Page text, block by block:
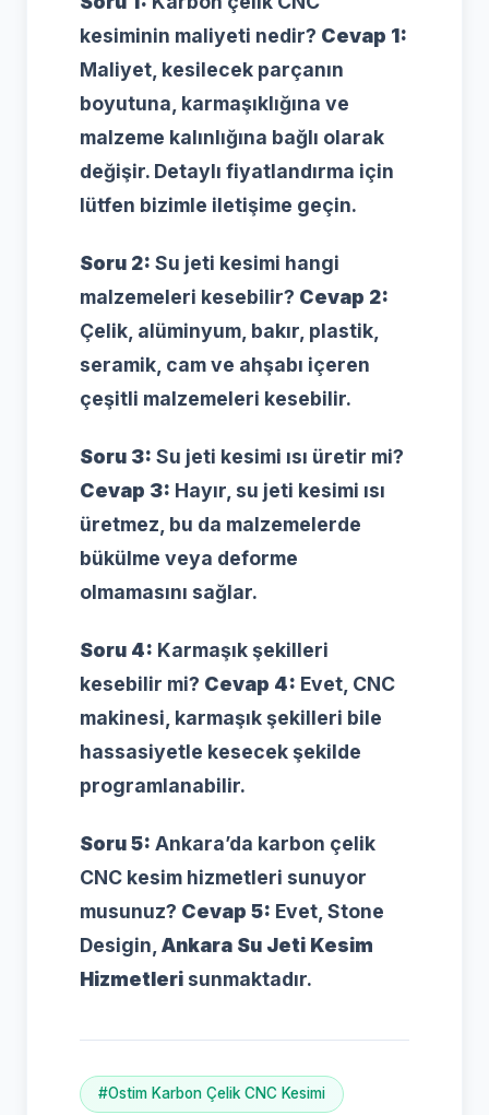
kesiminin maliyeti nedir? Cevap 1:
Maliyet, kesilecek parçanın
boyutuna, karmaşıklığına ve
malzeme kalınlığına bağlı olarak
değişir. Detaylı fiyatlandırma için
lütfen bizimle iletişime geçin.
Soru 2: Su jeti kesimi hangi
malzemeleri kesebilir? Cevap 2:
Çelik, alüminyum, bakır, plastik,
seramik, cam ve ahşabı içeren
çeşitli malzemeleri kesebilir.
Soru 3: Su jeti kesimi ısı üretir mi?
Cevap 3: Hayır, su jeti kesimi ısı
üretmez, bu da malzemelerde
bükülme veya deforme
olmamasını sağlar.
Soru 4: Karmaşık şekilleri
kesebilir mi? Cevap 4: Evet, CNC
makinesi, karmaşık şekilleri bile
hassasiyetle kesecek şekilde
programlanabilir.
Soru 5: Ankara’da karbon çelik
CNC kesim hizmetleri sunuyor
musunuz? Cevap 5: Evet, Stone
Desigin, Ankara Su Jeti Kesim
Hizmetlerisunmaktadır.
#Ostim Karbon Çelik CNC Kesimi